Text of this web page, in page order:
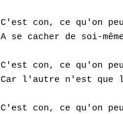
C'est con, ce qu'on
A se cacher de soi-même
C'est con, ce qu'on
Car l'autre n'est que
C'est con, ce qu'on